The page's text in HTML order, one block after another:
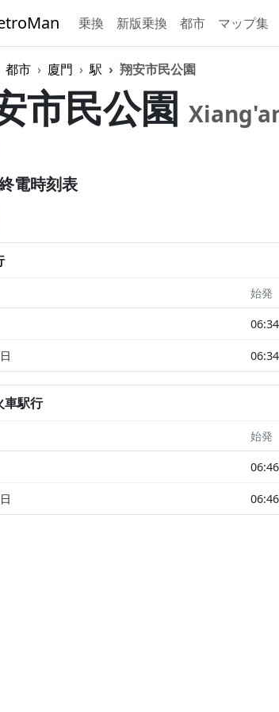
乗換 新版乗換 都市 マップ集
都市 廈門 駅 翔安市民公園
市民公園
電時刻表
始発
06:34
06:34
車駅行
始発
06:46
06:46